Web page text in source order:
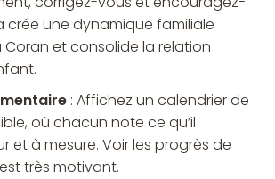
crée une dynamique familiale
et consolide la relation
: Affichez un calendrier de
où chacun note ce qu’il
et à mesure. Voir les progrès de
très motivant.